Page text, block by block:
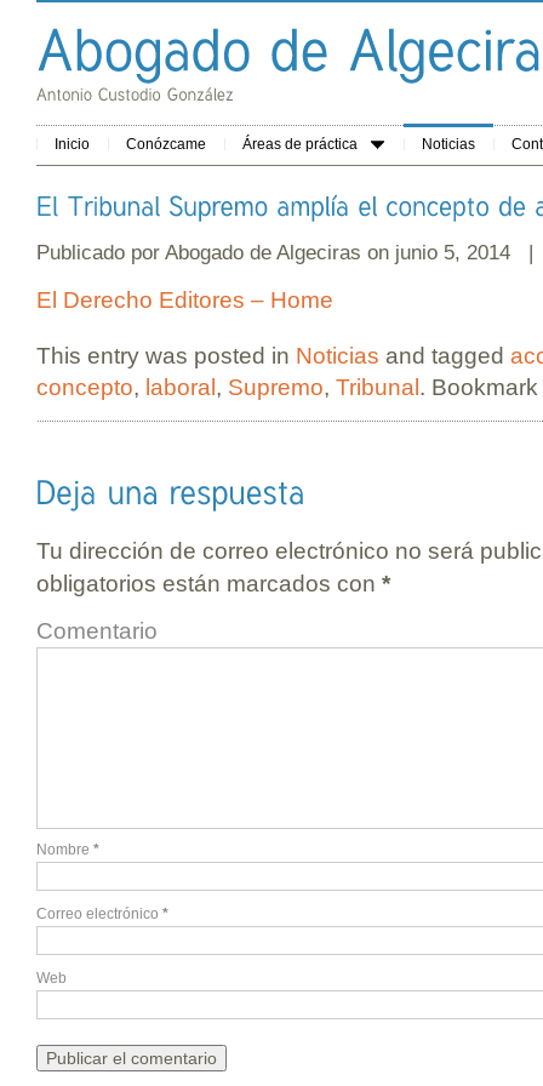
Inicio Conózcame Áreas de práctica Noticias
Publicado por Abogado de Algeciras on junio 5, 2014
El Derecho Editores – Home
This entry was posted in Noticias and tagged
concepto, laboral , Supremo, Tribunal .
Tu dirección de correo electrónico no será
obligatorios están marcados con *
Comentario
Nombre *
Correo electrónico *
Web